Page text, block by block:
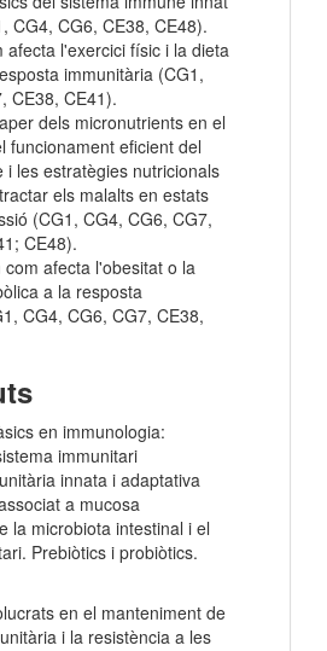
CG4, CG6, CE38, CE48).
afecta l'exercici físic i la dieta
immunitària (CG1,
CE38, CE41).
dels micronutrients en el
funcionament eficient del
i les estratègies nutricionals
els malalts en estats
(CG1, CG4, CG6, CG7,
CE48).
afecta l'obesitat o la
a la resposta
CG4, CG6, CG7, CE38,
en immunologia:
immunitari
innata i adaptativa
a mucosa
la microbiota intestinal i el
Prebiòtics i probiòtics.
en el manteniment de
i la resistència a les